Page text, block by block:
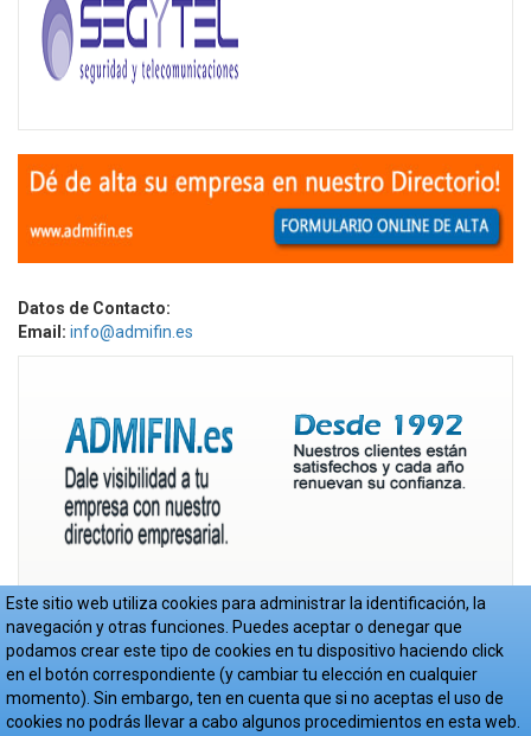
Datos de Contacto:
Email: info@admifin.es
© Copyright Admifin S.L. 2017-2018-Aviso Legal-Política de Privacidad-
Cookies- Web realizada por JoomlaEmpresa.es
Este sitio web utiliza cookies para administrar la identificación, la
navegación y otras funciones. Puedes aceptar o denegar que
podamos crear este tipo de cookies en tu dispositivo haciendo click
en el botón correspondiente (y cambiar tu elección en cualquier
momento). Sin embargo, ten en cuenta que si no aceptas el uso de
cookies no podrás llevar a cabo algunos procedimientos en esta web.